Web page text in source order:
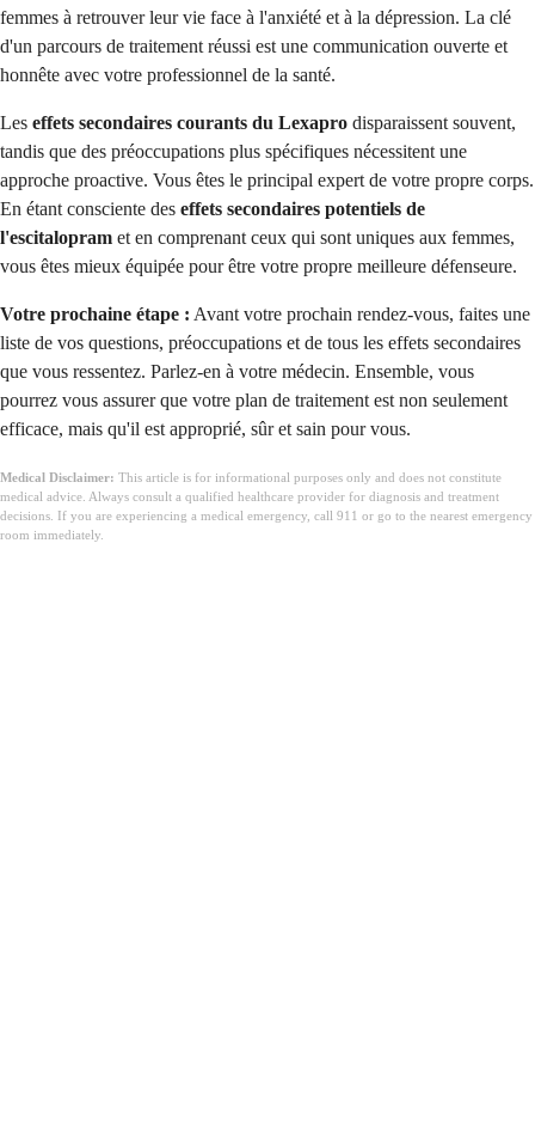
femmes à retrouver leur vie face à l'anxiété et à la dépression. La clé
d'un parcours de traitement réussi est une communication ouverte et
honnête avec votre professionnel de la santé.
Les effets secondaires courants du Lexapro disparaissent souvent,
tandis que des préoccupations plus spécifiques nécessitent une
approche proactive. Vous êtes le principal expert de votre propre corps.
En étant consciente des effets secondaires potentiels de
l'escitalopram et en comprenant ceux qui sont uniques aux femmes,
vous êtes mieux équipée pour être votre propre meilleure défenseure.
Votre prochaine étape : Avant votre prochain rendez-vous, faites une
liste de vos questions, préoccupations et de tous les effets secondaires
que vous ressentez. Parlez-en à votre médecin. Ensemble, vous
pourrez vous assurer que votre plan de traitement est non seulement
efficace, mais qu'il est approprié, sûr et sain pour vous.
Medical Disclaimer: This article is for informational purposes only and does not constitute
medical advice. Always consult a qualified healthcare provider for diagnosis and treatment
decisions. If you are experiencing a medical emergency, call 911 or go to the nearest emergency
room immediately.